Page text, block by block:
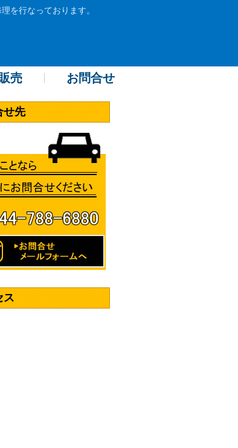
を行なっております。
売 お問合せ
せ先
ス